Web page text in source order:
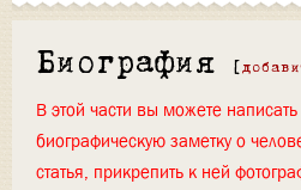
Биография [
В этой части вы можете
биографическую заметку о
статья, прикрепить к ней